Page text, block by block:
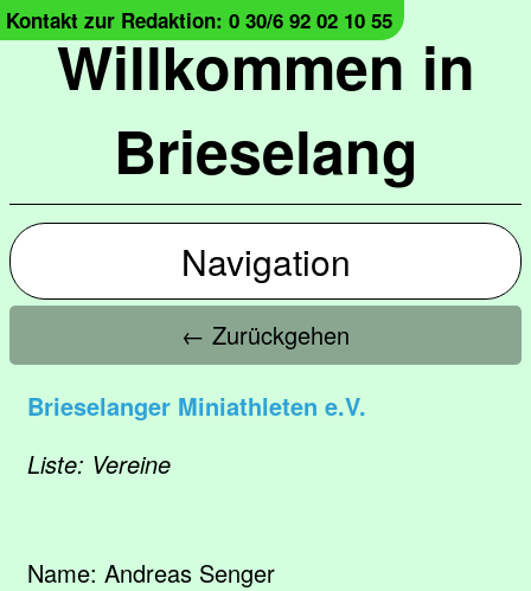
Willkommen in
Brieselang
Kontakt zur Redaktion: 0 30/6 92 02 10 55
Navigation
← Zurückgehen
Brieselanger Miniathleten e.V.
Liste: Vereine
Name: Andreas Senger